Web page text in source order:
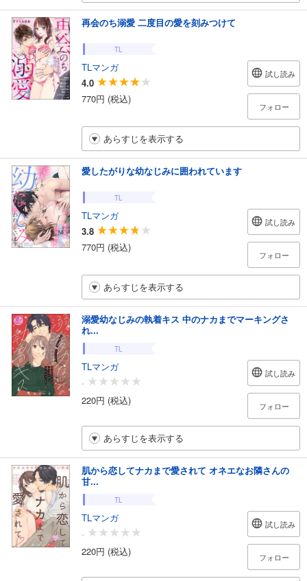
再会のち溺愛 二度目の愛を刻みつけて
TL
TLマンガ
4.0
770円 (税込)
試し読み
フォロー
あらすじを表示する
愛したがりな幼なじみに囲われています
TL
TLマンガ
3.8
770円 (税込)
試し読み
フォロー
あらすじを表示する
溺愛幼なじみの執着キス 中のナカまでマーキングさ
れ...
TL
TLマンガ
-
220円 (税込)
試し読み
フォロー
あらすじを表示する
肌から恋してナカまで愛されて オネエなお隣さんの
甘...
TL
TLマンガ
-
220円 (税込)
試し読み
フォロー